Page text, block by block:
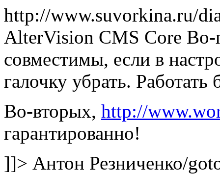
http://www.suvorkina.ru/
AlterVision CMS Core Во-
совместимы, если в
галочку убрать. Работать
Во-вторых, http://
гарантированно!
]]> Антон Резниченко/